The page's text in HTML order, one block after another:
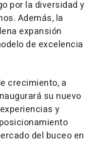
por la diversidad y
Además, la
expansión
de excelencia
crecimiento, a
su nuevo
y
del buceo en